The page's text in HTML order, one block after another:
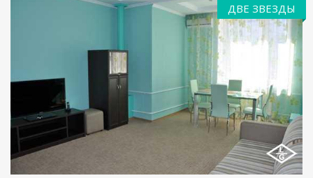
Фитнес центр, Ресторан, Бар, Парковка, Интернет,
Баня, Конференц-зал
ДВЕ ЗВЕЗДЫ